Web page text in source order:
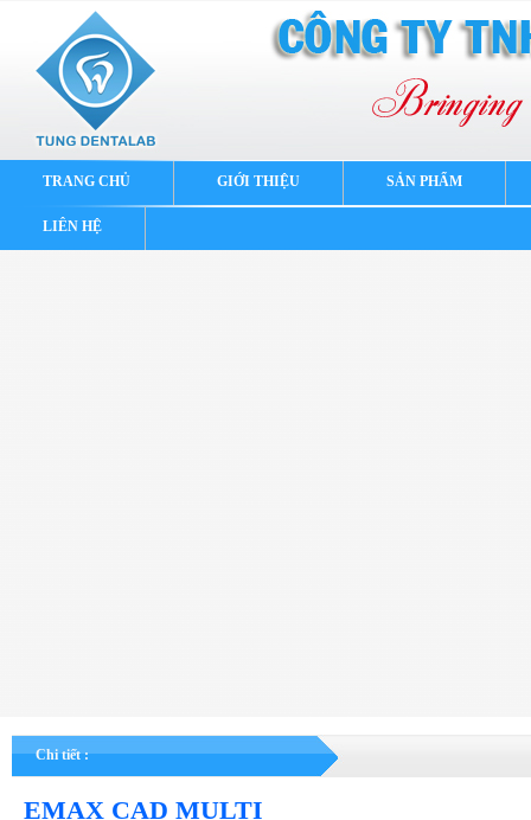
TRANG CHỦ GIỚI THIỆU SẢN PHẨM
LIÊN HỆ
Chi tiết :
EMAX CAD MULTI